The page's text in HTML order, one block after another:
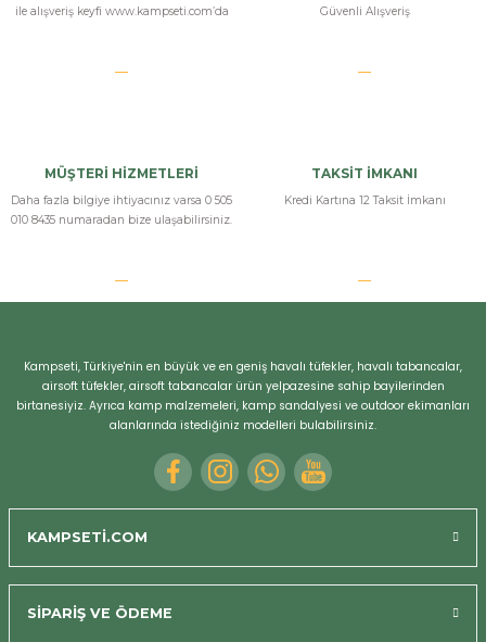
ile alışveriş keyfi www.kampseti.com’da
Güvenli Alışveriş
MÜŞTERİ HİZMETLERİ
Daha fazla bilgiye ihtiyacınız varsa 0 505
010 8435 numaradan bize ulaşabilirsiniz.
TAKSİT İMKANI
Kredi Kartına 12 Taksit İmkanı
Kampseti, Türkiye'nin en büyük ve en geniş havalı tüfekler, havalı tabancalar,
airsoft tüfekler, airsoft tabancalar ürün yelpazesine sahip bayilerinden
birtanesiyiz. Ayrıca kamp malzemeleri, kamp sandalyesi ve outdoor ekimanları
alanlarında istediğiniz modelleri bulabilirsiniz.
KAMPSETİ.COM
SİPARİŞ VE ÖDEME